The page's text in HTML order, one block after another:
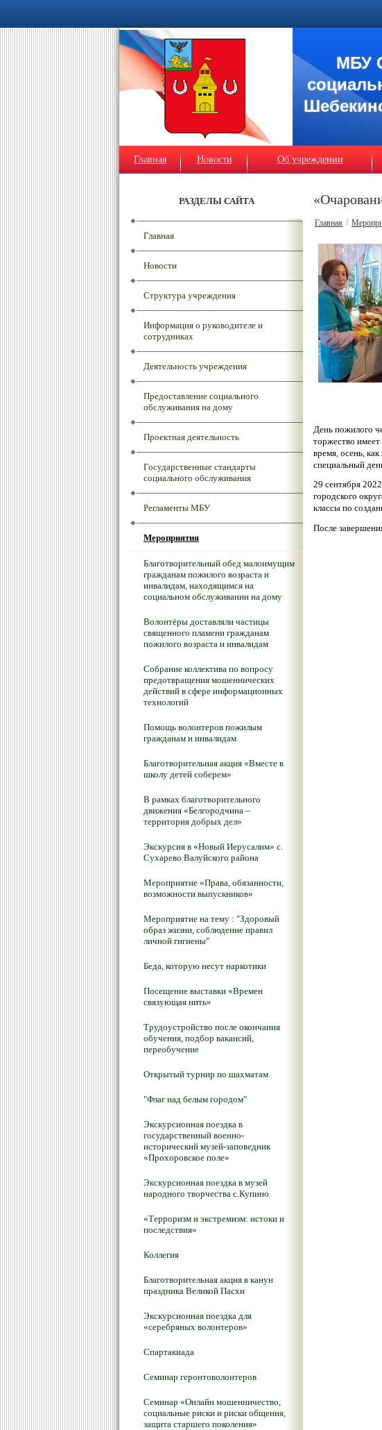
МБУ
Главная Новости Об учреждении
РАЗДЕЛЫ САЙТА
Главная
Новости
Структура учреждения
Информация о руководителе и
сотрудниках
Деятельность учреждения
Предоставление социального
обслуживания на дому
Проектная деятельность
Государственные стандарты
социального обслуживания
Регламенты МБУ
Мероприятия
Благотворительный обед малоимущим
гражданам пожилого возраста и
инвалидам, находящимся на
социальном обслуживании на дому
Волонтёры доставляли частицы
священного пламени гражданам
пожилого возраста и инвалидам
Собрание коллектива по вопросу
предотвращения мошеннических
действий в сфере информационных
технологий
Помощь волонтеров пожилым
гражданам и инвалидам
Благотворительная акция «Вместе в
школу детей соберем»
В рамках благотворительного
движения «Белгородчина –
территория добрых дел»
Экскурсия в «Новый Иерусалим» с.
Сухарево Валуйского района
Мероприятие «Права, обязанности,
возможности выпускников»
Мероприятие на тему : "Здоровый
образ жизни, соблюдение правил
личной гигиены"
Беда, которую несут наркотики
Посещение выставки «Времен
связующая нить»
Трудоустройство после окончания
обучения, подбор вакансий,
переобучение
Открытый турнир по шахматам
"Флаг над белым городом"
Экскурсионная поездка в
государственный военно-
исторический музей-заповедник
«Прохоровское поле»
Экскурсионная поездка в музей
народного творчества с.Купино
«Терроризм и экстремизм: истоки и
последствия»
Коллегия
Благотворительная акция в канун
праздника Великой Пасхи
Экскурсионная поездка для
«серебряных волонтеров»
Спартакиада
Семинар геронтоволонтеров
Семинар «Онлайн мошенничество,
социальные риски и риски общения,
защита старшего поколения»
Главная /
День пожилого
торжество
время, осень,
специальный
29 сентября
городского
классы по
После